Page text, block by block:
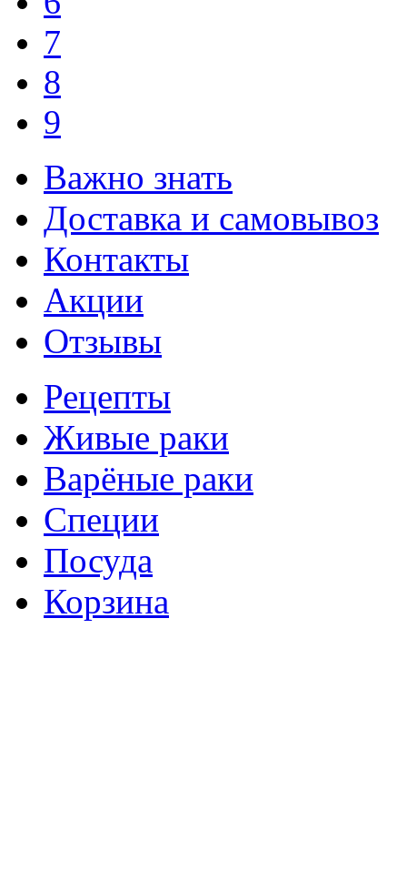
7
8
9
Важно знать
Доставка и самовывоз
Контакты
Акции
Отзывы
Рецепты
Живые раки
Варёные раки
Специи
Посуда
Корзина